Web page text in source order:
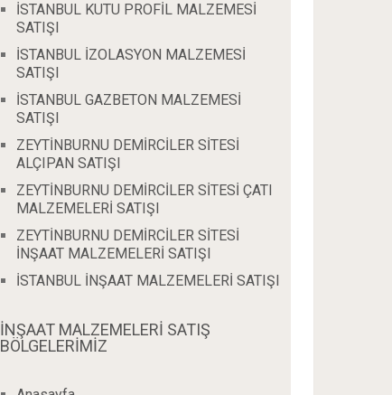
İSTANBUL KUTU PROFİL MALZEMESİ
SATIŞI
İSTANBUL İZOLASYON MALZEMESİ
SATIŞI
İSTANBUL GAZBETON MALZEMESİ
SATIŞI
ZEYTİNBURNU DEMİRCİLER SİTESİ
ALÇIPAN SATIŞI
ZEYTİNBURNU DEMİRCİLER SİTESİ ÇATI
MALZEMELERİ SATIŞI
ZEYTİNBURNU DEMİRCİLER SİTESİ
İNŞAAT MALZEMELERİ SATIŞI
İSTANBUL İNŞAAT MALZEMELERİ SATIŞI
İNŞAAT MALZEMELERİ SATIŞ
BÖLGELERİMİZ